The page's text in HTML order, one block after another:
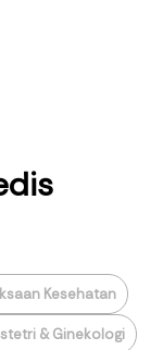
Kesehatan
& Ginekologi